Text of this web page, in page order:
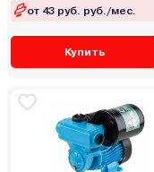
от 43 руб. руб./мес.
Купить